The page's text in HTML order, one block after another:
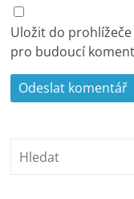
Uložit do
pro budoucí